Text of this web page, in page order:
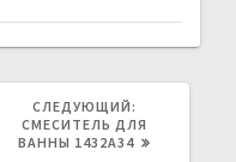
СЛЕДУЮЩИЙ:
ЗАПИСЬ:
СМЕСИТЕЛЬ ДЛЯ
ВАННЫ 1432A34